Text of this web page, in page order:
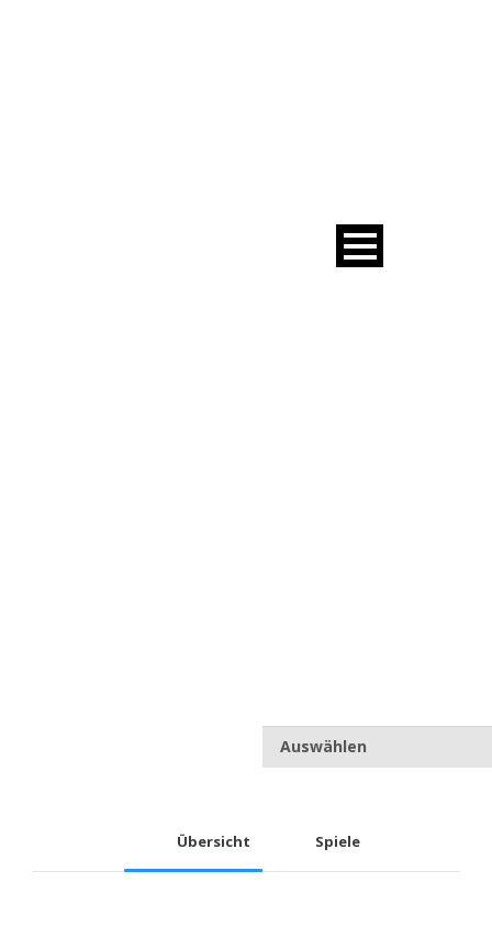
Übersicht Spiele